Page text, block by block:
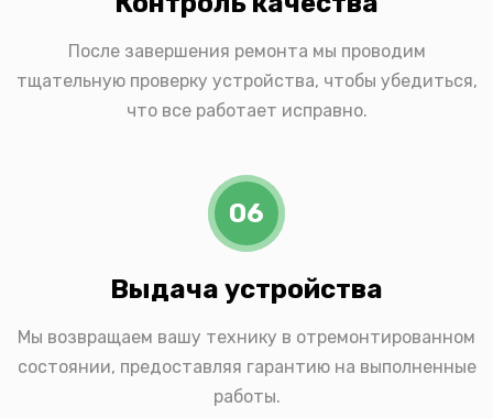
После завершения ремонта мы проводим
тщательную проверку устройства, чтобы убедиться,
что все работает исправно.
06
Выдача устройства
Мы возвращаем вашу технику в отремонтированном
состоянии, предоставляя гарантию на выполненные
работы.